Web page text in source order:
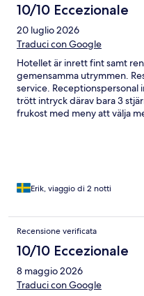
10/10 Eccezionale
20 luglio 2026
Traduci con Google
Hotellet är inrett fint samt
gemensamma utrymmen.
service. Receptionspersonal
trött intryck därav bara 3
frukost med meny att välja
Erik, viaggio di 2 notti
Recensione verificata
10/10 Eccezionale
8 maggio 2026
Traduci con Google